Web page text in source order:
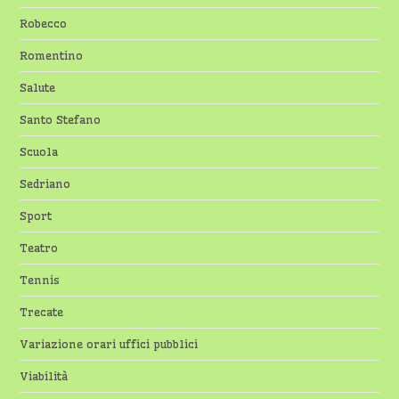
Robecco
Romentino
Salute
Santo Stefano
Scuola
Sedriano
Sport
Teatro
Tennis
Trecate
Variazione orari uffici pubblici
Viabilità